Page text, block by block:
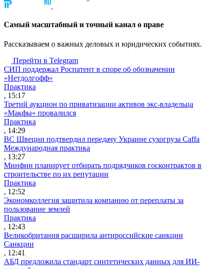
Cамый масштабный и точный канал о праве
Рассказываем о важных деловых и юридических событиях.
Перейти в Telegram
СИП поддержал Роспатент в споре об обозначении
«Нетдолгофф»
Практика
, 15:17
Третий аукцион по приватизации активов экс-владельца
«Макфы» провалился
Практика
, 14:29
ВС Швеции подтвердил передачу Украине сухогруза Caffa
Международная практика
, 13:27
Минфин планирует отбирать подрядчиков госконтрактов в
строительстве по их репутации
Практика
, 12:52
Экономколлегия защитила компанию от переплаты за
пользование землей
Практика
, 12:43
Великобритания расширила антироссийские санкции
Санкции
, 12:41
АБД предложила стандарт синтетических данных для ИИ-